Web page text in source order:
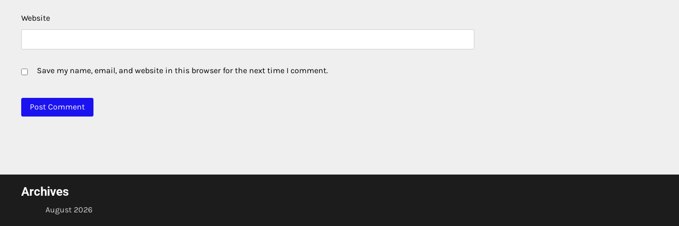
Website
Save my name, email, and website in this browser for the next time I comment.
Archives
August 2026